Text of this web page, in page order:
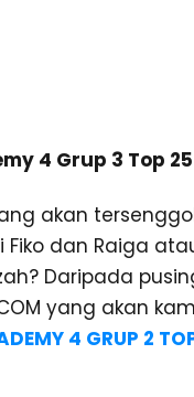
4 Grup 3 Top
akan
dan Raiga
Daripada
yang akan
4 GRUP 2